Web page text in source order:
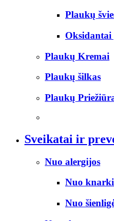
Plaukų
Oksidantai
Plaukų Kremai
Plaukų šilkas
Plaukų
Sveikatai ir
Nuo alergijos
Nuo
Nuo